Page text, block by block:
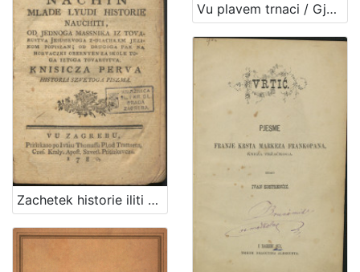
Zachetek historie iliti Kratki y lehkek nachin mlade lyudi historie nauchiti : knisicza perva : historia Szvetoga Piszma / od Jednoga Massnika iz Tovarustva Jesussevoga z-diachkem jezikom popiszan ; od drugoga pak na horvaczki obernyen za skole toga iztoga tovarustva
Vu plavem trnaci / Gjuro Prejac